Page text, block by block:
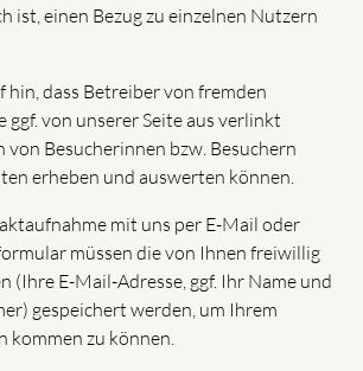
ist, einen Bezug zu einzelnen Nutzern
hin, dass Betreiber von fremden
ggf. von unserer Seite aus verlinkt
von Besucherinnen bzw. Besuchern
erheben und auswerten können.
mit uns per E-Mail oder
müssen die von Ihnen freiwillig
(Ihre E-Mail-Adresse, ggf. Ihr Name und
gespeichert werden, um Ihrem
kommen zu können.